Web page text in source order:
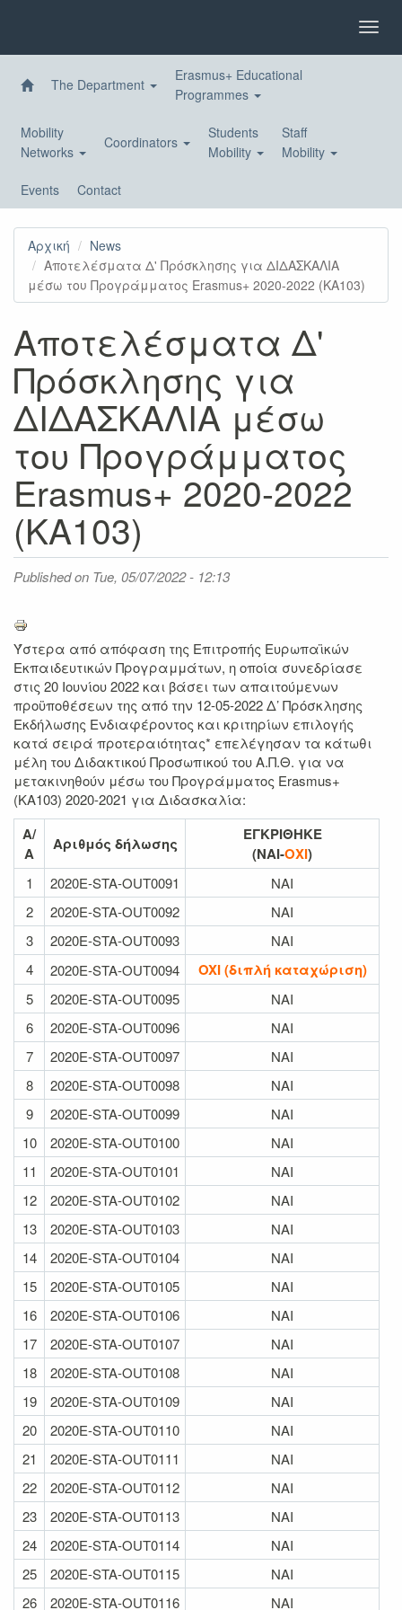
The Department
Erasmus+ Educational
Programmes
Mobility
Networks
Coordinators
Students
Mobility
Staff
Mobility
Events Contact
Αρχική
News
Αποτελέσματα Δ' Πρόσκλησης για ΔΙΔΑΣΚΑΛΙΑ
μέσω του Προγράμματος Erasmus+ 2020-2022 (ΚΑ103)
Αποτελέσματα Δ'
Πρόσκλησης για
ΔΙΔΑΣΚΑΛΙΑ μέσω
του Προγράμματος
Erasmus+ 2020-2022
(ΚΑ103)
Published on Tue, 05/07/2022 - 12:13
Ύστερα από απόφαση της Επιτροπής Ευρωπαϊκών
Εκπαιδευτικών Προγραμμάτων, η οποία συνεδρίασε
στις 20 Ιουνίου 2022 και βάσει των απαιτούμενων
προϋποθέσεων της από την 12-05-2022 Δ’ Πρόσκλησης
Εκδήλωσης Ενδιαφέροντος και κριτηρίων επιλογής
κατά σειρά προτεραιότητας* επελέγησαν τα κάτωθι
μέλη του Διδακτικού Προσωπικού του Α.Π.Θ. για να
μετακινηθούν μέσω του Προγράμματος Erasmus+
(ΚΑ103) 2020-2021 για Διδασκαλία:
Α/
Α
Αριθμός δήλωσης
ΕΓΚΡΙΘΗΚΕ
(ΝΑΙ-ΟΧΙ)
1 2020E-STA-OUT0091
NAI
2
2020E-STA-OUT0092
NAI
3
2020E-STA-OUT0093
NAI
4
2020E-STA-OUT0094 OXI (διπλή καταχώριση)
5 2020E-STA-OUT0095
NAI
6
2020E-STA-OUT0096
NAI
7
2020E-STA-OUT0097
NAI
8
2020E-STA-OUT0098
NAI
9
2020E-STA-OUT0099
NAI
10
2020E-STA-OUT0100
NAI
11
2020E-STA-OUT0101
NAI
12
2020E-STA-OUT0102
NAI
13
2020E-STA-OUT0103
NAI
14
2020E-STA-OUT0104
NAI
15
2020E-STA-OUT0105
NAI
16
2020E-STA-OUT0106
NAI
17
2020E-STA-OUT0107
NAI
18
2020E-STA-OUT0108
NAI
19
2020E-STA-OUT0109
NAI
20
2020E-STA-OUT0110
NAI
21
2020E-STA-OUT0111
NAI
22
2020E-STA-OUT0112
NAI
23
2020E-STA-OUT0113
NAI
24
2020E-STA-OUT0114
NAI
25
2020E-STA-OUT0115
NAI
26
2020E-STA-OUT0116 NAI